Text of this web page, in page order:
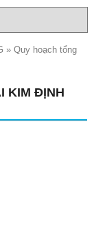
» Quy hoạch tổng
KIM ĐỊNH